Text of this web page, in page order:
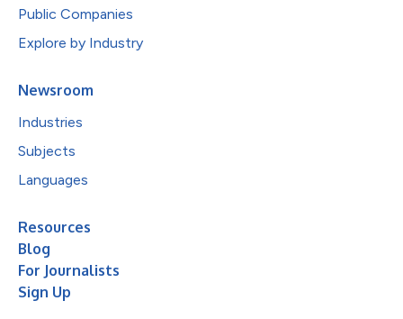
Public Companies
Explore by Industry
Newsroom
Industries
Subjects
Languages
Resources
Blog
For Journalists
Sign Up